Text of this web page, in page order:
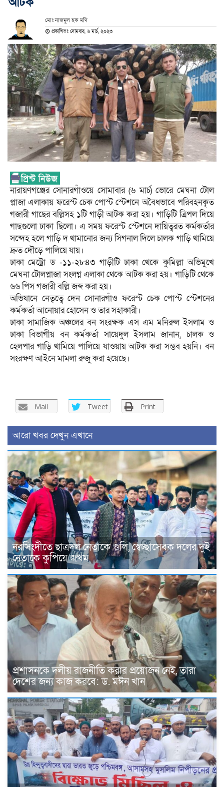
মোঃ নাজমুল হক মণি
প্রকাশিতঃ সোমবার, ৬ মার্চ, ২০২৩
নারায়ণগঞ্জের সোনারগাঁওয়ে সোমাবার (৬ মার্চ) ভোরে মেঘনা টোল
প্লাজা এলাকায় ফরেস্ট চেক পোস্ট স্টেশনে অবৈধভাবে পরিবহনকৃত
গজারী গাছের বল্লিসহ ১টি গাড়ী আটক করা হয়। গাড়িটি ত্রিপল দিয়ে
গাছগুলো ঢাকা ছিলো। এ সময় ফরেস্ট স্টেশনে দায়িত্বরত কর্মকর্তার
সন্দেহ হলে গাড়ি দ থামানোর জন্য সিগনাল দিলে চালক গাড়ি থামিয়ে
দ্রুত দৌড়ে পালিয়ে যায়।
ঢাকা মেট্রো ড -১১-২৮৪৩ গাড়ীটি ঢাকা থেকে কুমিল্লা অভিমুখে
মেঘনা টোলপ্লাজা সংলগ্ন এলাকা থেকে আটক করা হয়। গাড়িটি থেকে
৬৬ পিস গজারী বল্লি জব্দ করা হয়।
অভিযানে নেতৃত্বে দেন সোনারগাঁও ফরেস্ট চেক পোস্ট স্টেশনের
কর্মকর্তা আনোয়ার হোসেন ও তার সহাকারী।
ঢাকা সামাজিক অঞ্চলের বন সংরক্ষক এস এম মনিরুল ইসলাম ও
ঢাকা বিভাগীয় বন কর্মকর্তা সায়েদুল ইসলাম জানান, চালক ও
হেলপার গাড়ি থামিয়ে পালিয়ে যাওয়ায় আটক করা সম্ভব হয়নি। বন
সংরক্ষণ আইনে মামলা রুজু করা হয়েছে।
Mail Tweet Print
আরো খবর দেখুন এখানে
নরসিংদীতে ছাত্রদল নেতাকে গুলি, স্বেচ্ছাসেবক দলের দুই
নেতাকে কুপিয়ে জখম
প্রশাসনকে দলীয় রাজনীতি করার প্রয়োজন নেই, তারা
দেশের জন্য কাজ করবে: ড. মঈন খান